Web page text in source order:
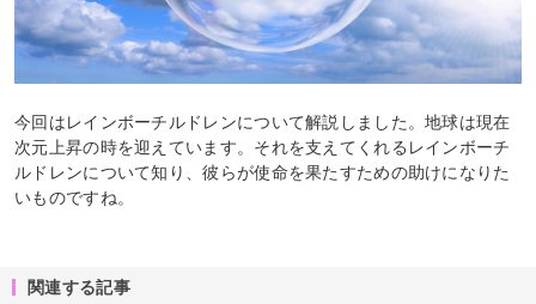
今回はレインボーチルドレンについて解説しました。地球は現在
次元上昇の時を迎えています。それを支えてくれるレインボーチ
ルドレンについて知り、彼らが使命を果たすための助けになりた
いものですね。
関連する記事